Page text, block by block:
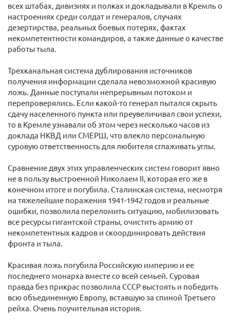
всех штабах, дивизиях и полках и докладывали в Кремль о
настроениях среди солдат и генералов, случаях
дезертирства, реальных боевых потерях, фактах
некомпетентности командиров, а также данные о качестве
работы тыла.
Трехканальная система дублирования источников
получения информации сделала невозможной красивую
ложь. Данные поступали непрерывным потоком и
перепроверялись. Если какой-то генерал пытался скрыть
сдачу населенного пункта или преувеличивал свои успехи,
то в Кремле узнавали об этом через несколько часов из
доклада НКВД или СМЕРШ, что влекло персональную
суровую ответственность для любителя сглаживать углы.
Сравнение двух этих управленческих систем говорит явно
не в пользу выстроенной Николаем II, которая его же в
конечном итоге и погубила. Сталинская система, несмотря
на тяжелейшие поражения 1941-1942 годов и реальные
ошибки, позволила переломить ситуацию, мобилизовать
все ресурсы гигантской страны, очистить армию от
некомпетентных кадров и скоординировать действия
фронта и тыла.
Красивая ложь погубила Российскую империю и ее
последнего монарха вместе со всей семьей. Суровая
правда без прикрас позволила СССР выстоять и победить
всю объединенную Европу, вставшую за спиной Третьего
рейха. Очень поучительная история.